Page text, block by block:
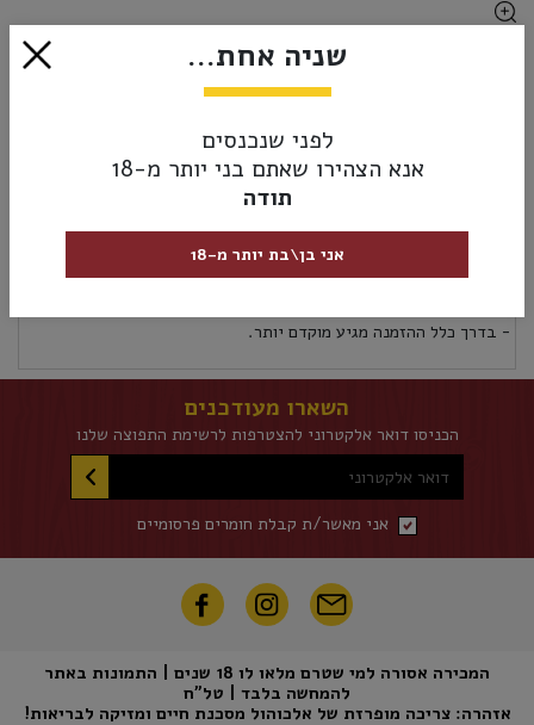
₪59.00
מק”ט:3052911119125
- בדרך כלל ההזמנה מגיע מוקדם יותר.
השארו מעודכנים
הכניסו דואר אלקטרוני להצטרפות לרשימת התפוצה שלנו
דואר אלקטרוני
אני מאשר/ת קבלת חומרים פרסומיים
המכירה אסורה למי שטרם מלאו לו 18 שנים | התמונות באתר
להמחשה בלבד | טל"ח
אזהרה: צריכה מופרזת של אלכוהול מסכנת חיים ומזיקה לבריאות!
שניה אחת...
לפני שנכנסים
אנא הצהירו שאתם בני יותר מ-18
תודה
אני בן\בת יותר מ-18